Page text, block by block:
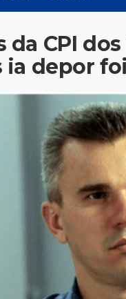
da CPI
ia depor